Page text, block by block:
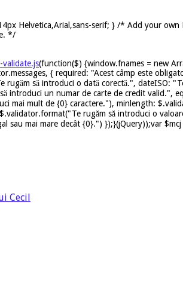
Helvetica,Arial,sans-serif; } /* Add your
*/
validate.js(function($) {window.fnames = new
{ required: "Acest câmp este
rugăm să introduci o dată corectă.",
introduci un numar de carte de credit valid.",
mai mult de {0} caractere."), minlength:
rugăm să introduci o
sau mai mare decât {0}.") });}(jQuery));var
Cecil